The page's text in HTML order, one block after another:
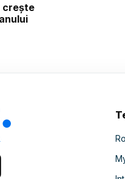
crește